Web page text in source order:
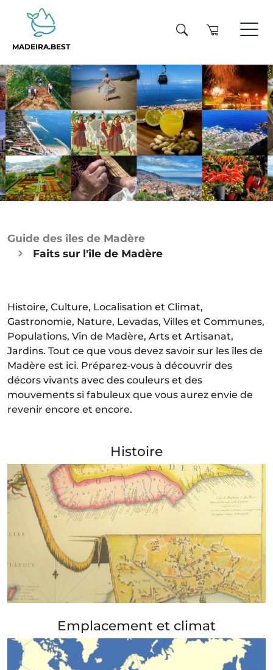
MADEIRA.BEST
Guide des îles de Madère
Faits sur l'île de Madère
Histoire, Culture, Localisation et Climat,
Gastronomie, Nature, Levadas, Villes et Communes,
Populations, Vin de Madère, Arts et Artisanat,
Jardins. Tout ce que vous devez savoir sur les îles de
Madère est ici. Préparez-vous à découvrir des
décors vivants avec des couleurs et des
mouvements si fabuleux que vous aurez envie de
revenir encore et encore.
Histoire
Emplacement et climat